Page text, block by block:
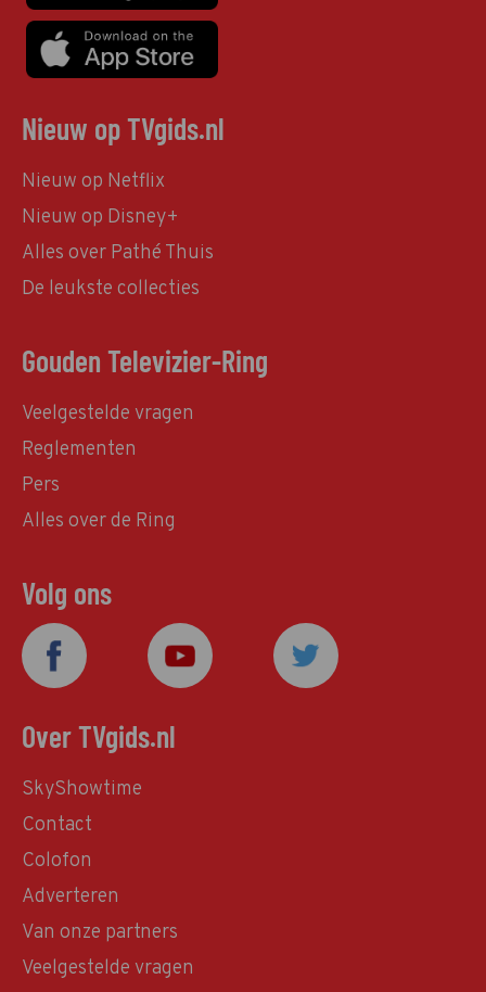
Nieuw op TVgids.nl
Nieuw op Netflix
Nieuw op Disney+
Alles over Pathé Thuis
De leukste collecties
Gouden Televizier-Ring
Veelgestelde vragen
Reglementen
Pers
Alles over de Ring
Volg ons
Over TVgids.nl
SkyShowtime
Contact
Colofon
Adverteren
Van onze partners
Veelgestelde vragen